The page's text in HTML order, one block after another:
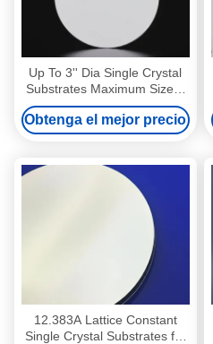
Up To 3'' Dia Single Crystal
Substrates Maximum Size 4
Inch Diameter Thickness 0.5
Mm
Obtenga el mejor precio
12.383A Lattice Constant
Single Crystal Substrates for